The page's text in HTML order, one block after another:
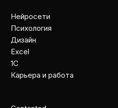
Нейросети
Психология
Дизайн
Excel
1C
Карьера и работа